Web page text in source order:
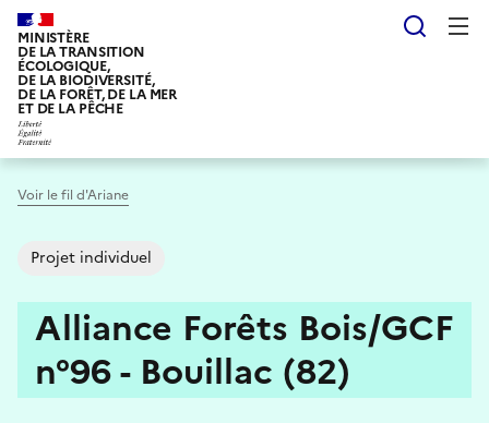
Aller
au
contenu
principal
MINISTÈRE
DE LA TRANSITION
ÉCOLOGIQUE,
DE LA BIODIVERSITÉ,
DE LA FORÊT, DE LA MER
ET DE LA PÊCHE
Voir le fil d'Ariane
Projet individuel
Alliance Forêts Bois/GCF
n°96 - Bouillac (82)